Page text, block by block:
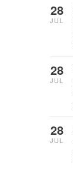
28
JUL
28
JUL
28
JUL